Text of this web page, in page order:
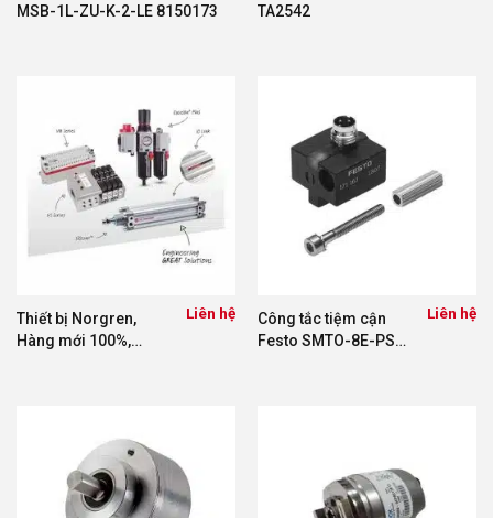
MSB-1L-ZU-K-2-LE 8150173
TA2542
Thiết bị Norgren,
Hàng mới 100%,
Liên hệ
Công tắc tiệm cận
Festo SMTO-8E-PS-
Liên hệ